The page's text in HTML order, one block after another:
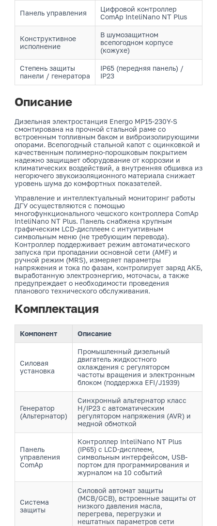
Панель управления
Цифровой контроллер
ComAp InteliNano NT Plus
Конструктивное
исполнение
В шумозащитном
всепогодном корпусе
(кожухе)
Степень защиты
панели / генератора
IP65 (передняя панель) /
IP23
Описание
Дизельная электростанция Energo MP15-230Y-S
смонтирована на прочной стальной раме со
встроенным топливным баком и виброизолирующими
опорами. Всепогодный стальной капот с оцинковкой и
качественным полимерно-порошковым покрытием
надежно защищает оборудование от коррозии и
климатических воздействий, а внутренняя обшивка из
негорючего звукоизоляционного материала снижает
уровень шума до комфортных показателей.
Управление и интеллектуальный мониторинг работы
ДГУ осуществляются с помощью
многофункционального чешского контроллера ComAp
InteliNano NT Plus. Панель снабжена крупным
графическим LCD-дисплеем с интуитивным
символьным меню (не требующим перевода).
Контроллер поддерживает режим автоматического
запуска при пропадании основной сети (AMF) и
ручной режим (MRS), измеряет параметры
напряжения и тока по фазам, контролирует заряд АКБ,
выработанную электроэнергию, моточасы, а также
предупреждает о необходимости проведения
планового технического обслуживания.
Комплектация
Компонент Описание
Силовая
установка
Промышленный дизельный
двигатель жидкостного
охлаждения с регулятором
частоты вращения и электронным
блоком (поддержка EFI/J1939)
Генератор
(Альтернатор)
Синхронный альтернатор класс
H/IP23 с автоматическим
регулятором напряжения (AVR) и
медной обмоткой
Панель
управления
ComAp
Контроллер InteliNano NT Plus
(IP65) с LCD-дисплеем,
символьным интерфейсом, USB-
портом для программирования и
журналом на 10 событий
Система
защиты
Силовой автомат защиты
(MCB/GCB), встроенные защиты от
низкого давления масла,
перегрева, перегрузки и
нештатных параметров сети